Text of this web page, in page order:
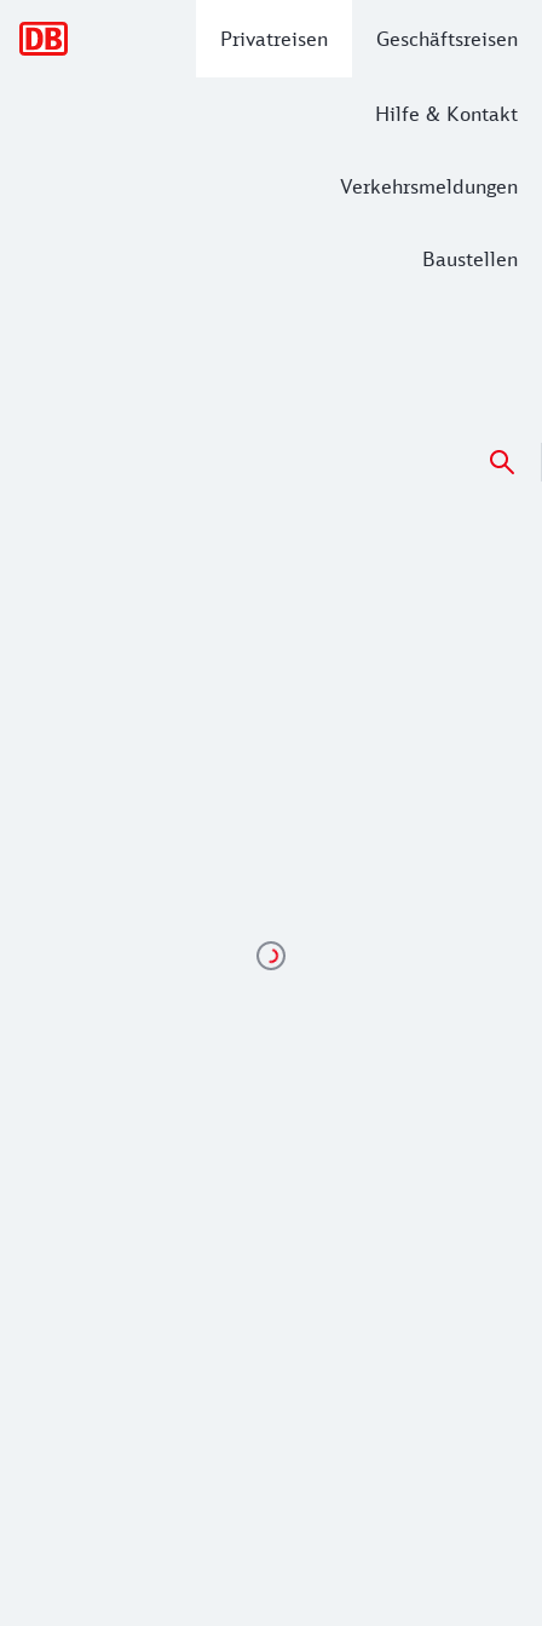
Privatreisen Geschäftsreisen
Hilfe & Kontakt
Verkehrsmeldungen
Baustellen